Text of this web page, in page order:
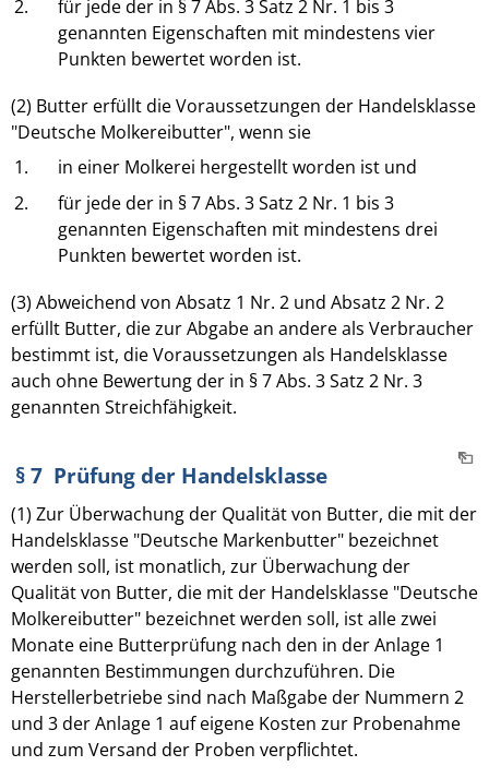
2.
für jede der in § 7 Abs. 3 Satz 2 Nr. 1 bis 3
genannten Eigenschaften mit mindestens vier
Punkten bewertet worden ist.
(2) Butter erfüllt die Voraussetzungen der Handelsklasse
"Deutsche Molkereibutter", wenn sie
1.
in einer Molkerei hergestellt worden ist und
2.
für jede der in § 7 Abs. 3 Satz 2 Nr. 1 bis 3
genannten Eigenschaften mit mindestens drei
Punkten bewertet worden ist.
(3) Abweichend von Absatz 1 Nr. 2 und Absatz 2 Nr. 2
erfüllt Butter, die zur Abgabe an andere als Verbraucher
bestimmt ist, die Voraussetzungen als Handelsklasse
auch ohne Bewertung der in § 7 Abs. 3 Satz 2 Nr. 3
genannten Streichfähigkeit.
§ 7 Prüfung der Handelsklasse
(1) Zur Überwachung der Qualität von Butter, die mit der
Handelsklasse "Deutsche Markenbutter" bezeichnet
werden soll, ist monatlich, zur Überwachung der
Qualität von Butter, die mit der Handelsklasse "Deutsche
Molkereibutter" bezeichnet werden soll, ist alle zwei
Monate eine Butterprüfung nach den in der Anlage 1
genannten Bestimmungen durchzuführen. Die
Herstellerbetriebe sind nach Maßgabe der Nummern 2
und 3 der Anlage 1 auf eigene Kosten zur Probenahme
und zum Versand der Proben verpflichtet.